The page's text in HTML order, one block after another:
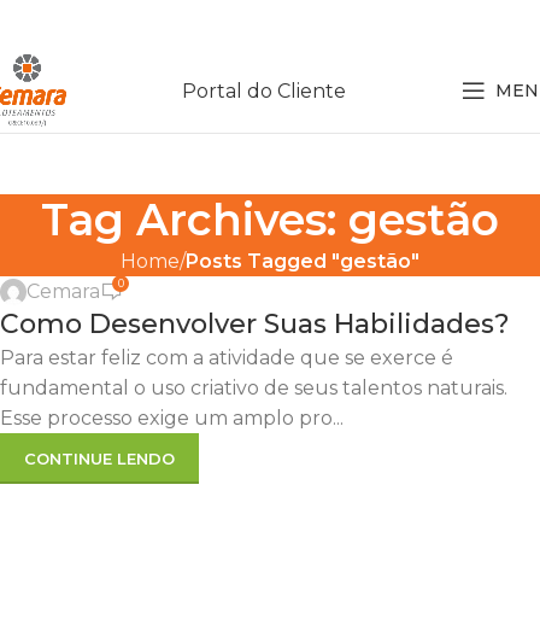
Portal do Cliente
Tag Archives: gestão
Home Posts Tagged "gestão"
Cemara
0
Como Desenvolver Suas Habilidades?
Para estar feliz com a atividade que se exerce é
fundamental o uso criativo de seus talentos naturais.
Esse processo exige um amplo pro...
CONTINUE LENDO